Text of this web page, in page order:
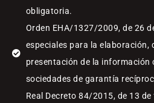
obligatoria.
Orden EHA/1327/2009, de 26
especiales para la elaboración,
presentación de la información
sociedades de garantía
Real Decreto 84/2015, de 13